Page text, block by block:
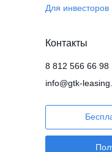
Для инвесторов
Контакты
info@gtk-
8 812 566 66 98